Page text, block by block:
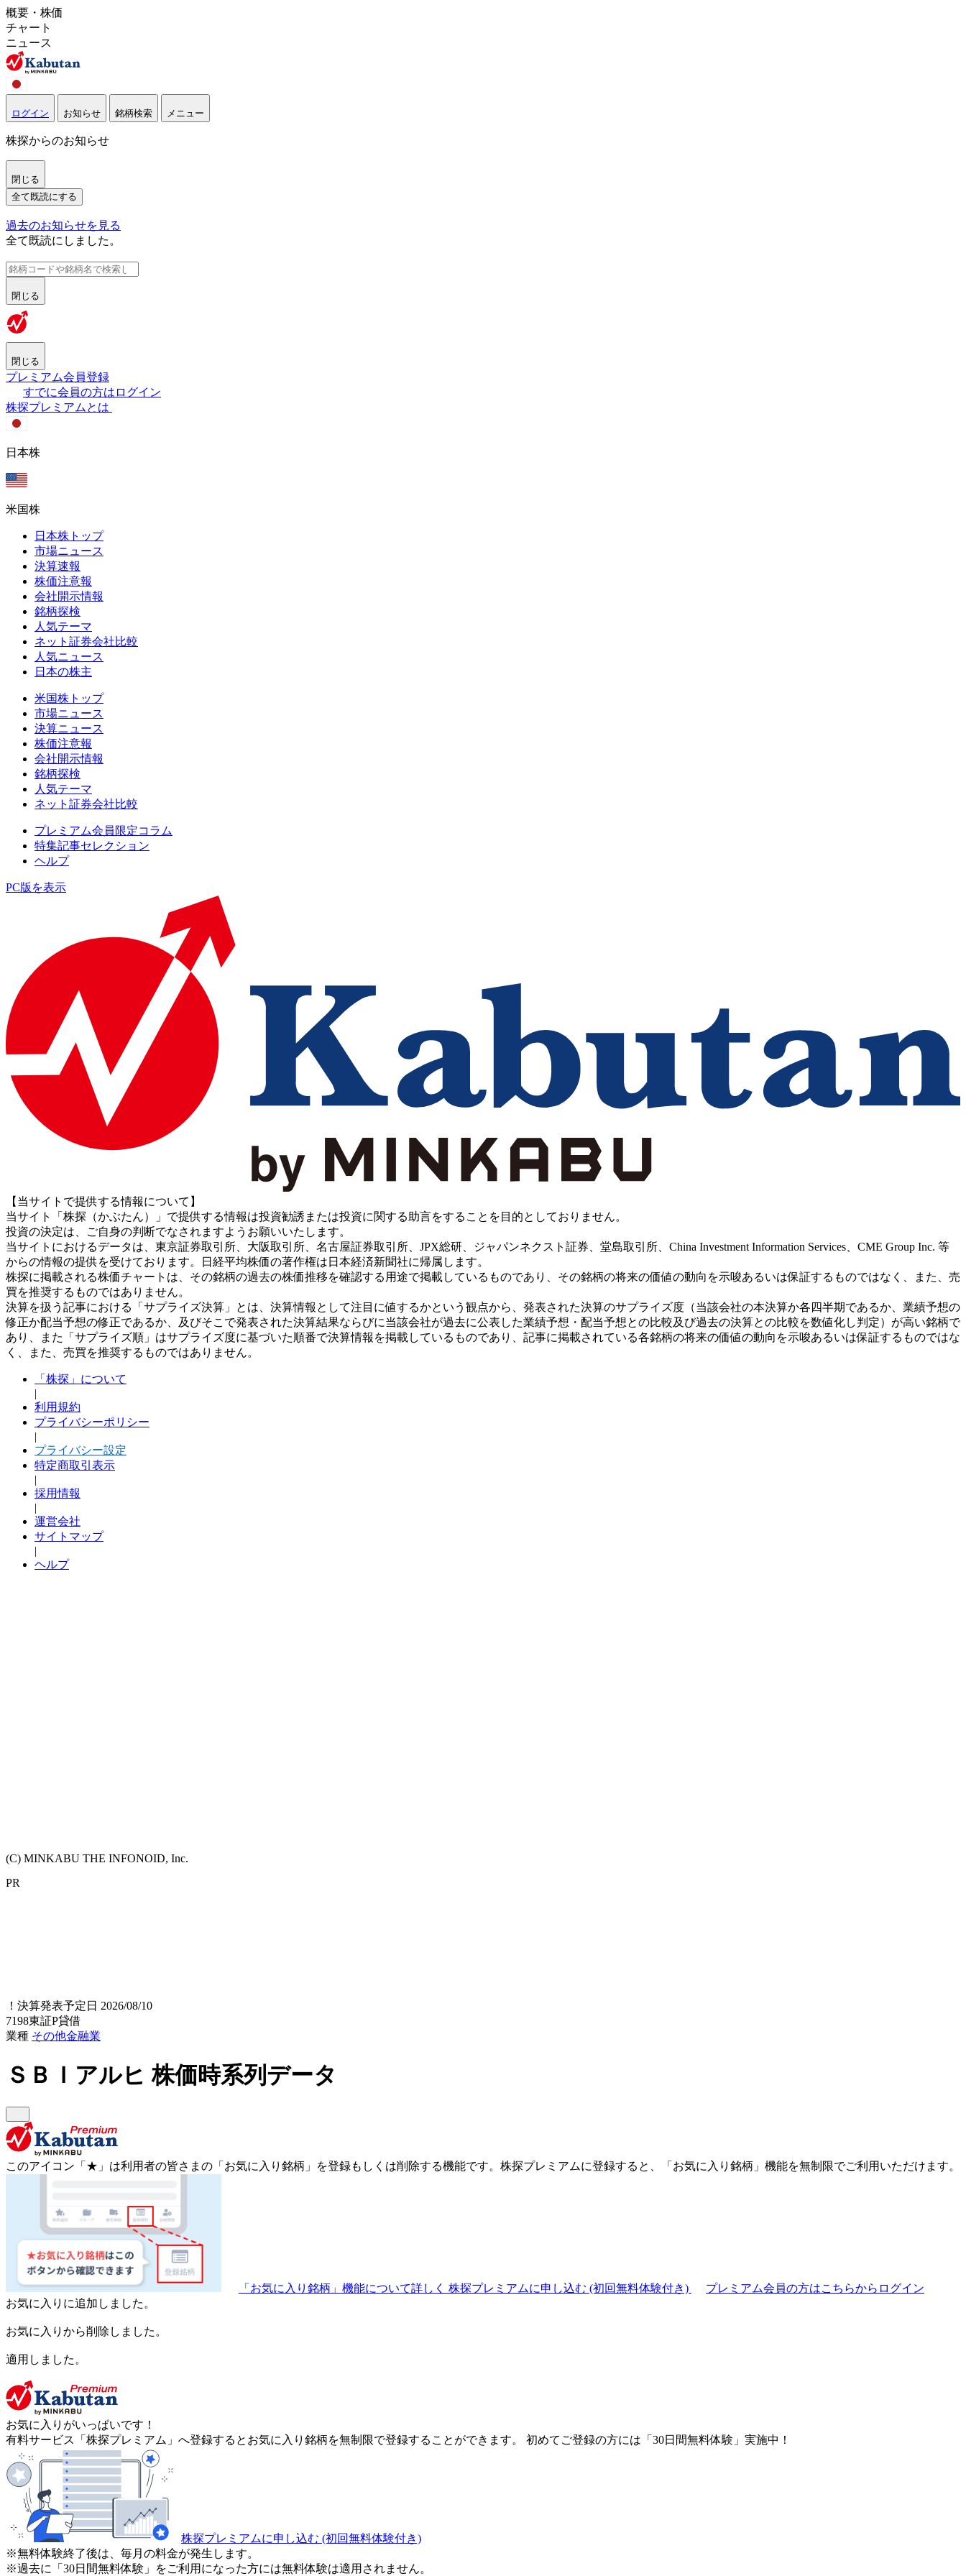
概要・株価
チャート
ニュース
ログイン お知らせ 銘柄検索 メニュー
株探からのお知らせ
閉じる
全て既読にする
過去のお知らせを見る
全て既読にしました。
閉じる
閉じる
プレミアム会員登録
すでに会員の方はログイン
株探プレミアムとは
日本株
米国株
日本株トップ
市場ニュース
決算速報
株価注意報
会社開示情報
銘柄探検
人気テーマ
ネット証券会社比較
人気ニュース
日本の株主
米国株トップ
市場ニュース
決算ニュース
株価注意報
会社開示情報
銘柄探検
人気テーマ
ネット証券会社比較
プレミアム会員限定コラム
特集記事セレクション
ヘルプ
PC版を表示
【当サイトで提供する情報について】
当サイト「株探（かぶたん）」で提供する情報は投資勧誘または投資に関する助言をすることを目的としておりません。
投資の決定は、ご自身の判断でなされますようお願いいたします。
当サイトにおけるデータは、東京証券取引所、大阪取引所、名古屋証券取引所、JPX総研、ジャパンネクスト証券、堂島取引所、China Investment Information Services、CME Group Inc. 等
からの情報の提供を受けております。日経平均株価の著作権は日本経済新聞社に帰属します。
株探に掲載される株価チャートは、その銘柄の過去の株価推移を確認する用途で掲載しているものであり、その銘柄の将来の価値の動向を示唆あるいは保証するものではなく、また、売
買を推奨するものではありません。
決算を扱う記事における「サプライズ決算」とは、決算情報として注目に値するかという観点から、発表された決算のサプライズ度（当該会社の本決算か各四半期であるか、業績予想の
修正か配当予想の修正であるか、及びそこで発表された決算結果ならびに当該会社が過去に公表した業績予想・配当予想との比較及び過去の決算との比較を数値化し判定）が高い銘柄で
あり、また「サプライズ順」はサプライズ度に基づいた順番で決算情報を掲載しているものであり、記事に掲載されている各銘柄の将来の価値の動向を示唆あるいは保証するものではな
く、また、売買を推奨するものではありません。
「株探」について
|
利用規約
プライバシーポリシー
|
プライバシー設定
特定商取引表示
|
採用情報
|
運営会社
サイトマップ
|
ヘルプ
(C) MINKABU THE INFONOID, Inc.
PR
！ 決算発表予定日 2026/08/10
7198東証P貸借
業種 その他金融業
ＳＢＩアルヒ株価時系列データ
このアイコン 「★」 は利用者の皆さまの 「お気に入り銘柄」を登録もしくは削除する機能です。 株探プレミアムに登録すると、「お気に入り銘柄」機能を無制限でご利用いただけます。
「お気に入り銘柄」機能について詳しく 株探プレミアムに申し込む (初回無料体験付き)
プレミアム会員の方はこちらからログイン
お気に入りに追加しました。
お気に入りから削除しました。
適用しました。
お気に入りがいっぱいです！
有料サービス「株探プレミアム」へ登録するとお気に入り銘柄を無制限で登録することができます。 初めてご登録の方には「30日間無料体験」実施中！
株探プレミアムに申し込む (初回無料体験付き)
※無料体験終了後は、毎月の料金が発生します。
※過去に「30日間無料体験」をご利用になった方には無料体験は適用されません。